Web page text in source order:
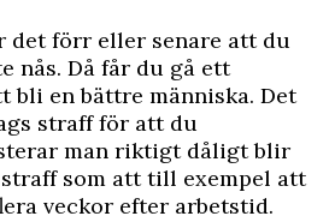
det förr eller senare att du
nås. Då får du gå ett
bli en bättre människa. Det
straff för att du
man riktigt dåligt blir
som att till exempel att
veckor efter arbetstid.